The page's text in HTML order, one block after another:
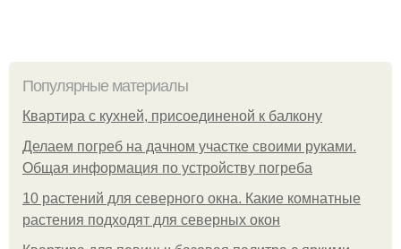
Популярные материалы
Квартира с кухней, присоединеной к балкону
Делаем погреб на дачном участке своими руками.
Общая информация по устройству погреба
10 растений для северного окна. Какие комнатные
растения подходят для северных окон